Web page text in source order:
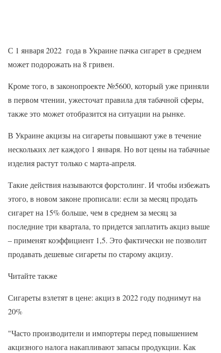
С 1 января 2022 года в Украине пачка сигарет в среднем
может подорожать на 8 гривен.
Кроме того, в законопроекте №5600, который уже приняли
в первом чтении, ужесточат правила для табачной сферы,
также это может отобразится на ситуации на рынке.
В Украине акцизы на сигареты повышают уже в течение
нескольких лет каждого 1 января. Но вот цены на табачные
изделия растут только с марта-апреля.
Такие действия называются форстолинг. И чтобы избежать
этого, в новом законе прописали: если за месяц продать
сигарет на 15% больше, чем в среднем за месяц за
последние три квартала, то придется заплатить акциз выше
– применят коэффициент 1,5. Это фактически не позволит
продавать дешевые сигареты по старому акцизу.
Читайте также
Сигареты взлетят в цене: акциз в 2022 году поднимут на
20%
"Часто производители и импортеры перед повышением
акцизного налога накапливают запасы продукции. Как